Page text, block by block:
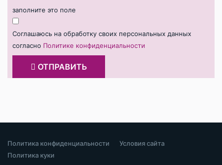
заполните это поле
Соглашаюсь на обработку своих персональных данных
согласно Политике конфиденциальности
ОТПРАВИТЬ
Политика конфиденциальности
Условия сайта
Политика куки